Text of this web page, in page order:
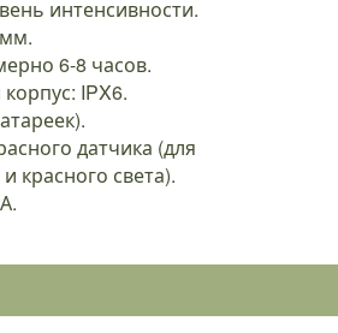
интенсивности.
6-8 часов.
IPX6.
датчика (для
красного света).